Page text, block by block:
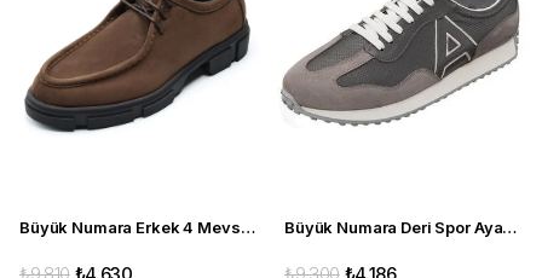
Büyük Numara Erkek 4 Mevsim Ayakkabı - PASA103 Kahve
₺4.630
₺9.810
Büyük Numara Deri Spor Ayakkabı - GG18 Gri
₺4.186
₺9.300